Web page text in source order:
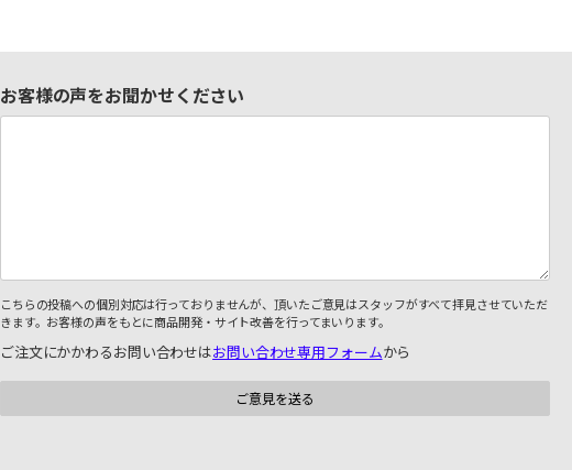
お客様の声をお聞かせください
こちらの投稿への個別対応は行っておりませんが、頂いたご意見はスタッフがすべて拝見させていただ
きます。お客様の声をもとに商品開発・サイト改善を行ってまいります。
ご注文にかかわるお問い合わせはお問い合わせ専用フォームから